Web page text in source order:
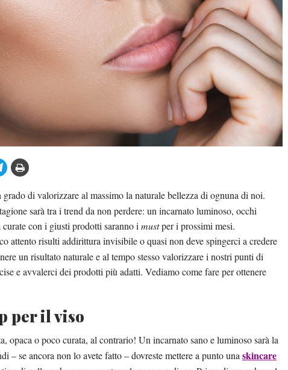
di valorizzare al massimo la naturale bellezza di ognuna di noi.
sarà tra i trend da non perdere: un incarnato luminoso, occhi
con i giusti prodotti saranno imustper i prossimi mesi.
attento risulti addirittura invisibile o quasi non deve spingerci a credere
un risultato naturale e al tempo stesso valorizzare i nostri punti di
e avvalerci dei prodotti più adatti. Vediamo come fare per ottenere
per il viso
opaca o poco curata, al contrario! Un incarnato sano e luminoso sarà la
– se ancora non lo avete fatto – dovreste mettere a punto unaskincare